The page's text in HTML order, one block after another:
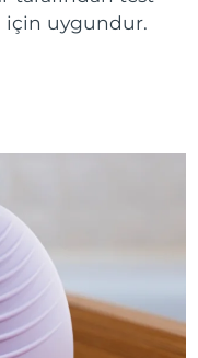
uygundur.